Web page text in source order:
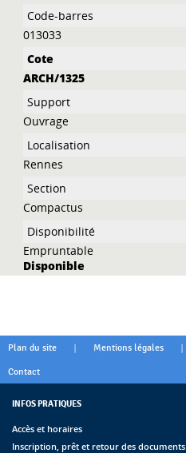
Liste des exemplaires
013033
ARCH/1325
Ouvrage
Rennes
Compactus
Empruntable
Disponible
Plan du site | Mentions légales |
Contact
INFOS PRATIQUES
Accès et horaires
Inscription, prêt et retour des documents